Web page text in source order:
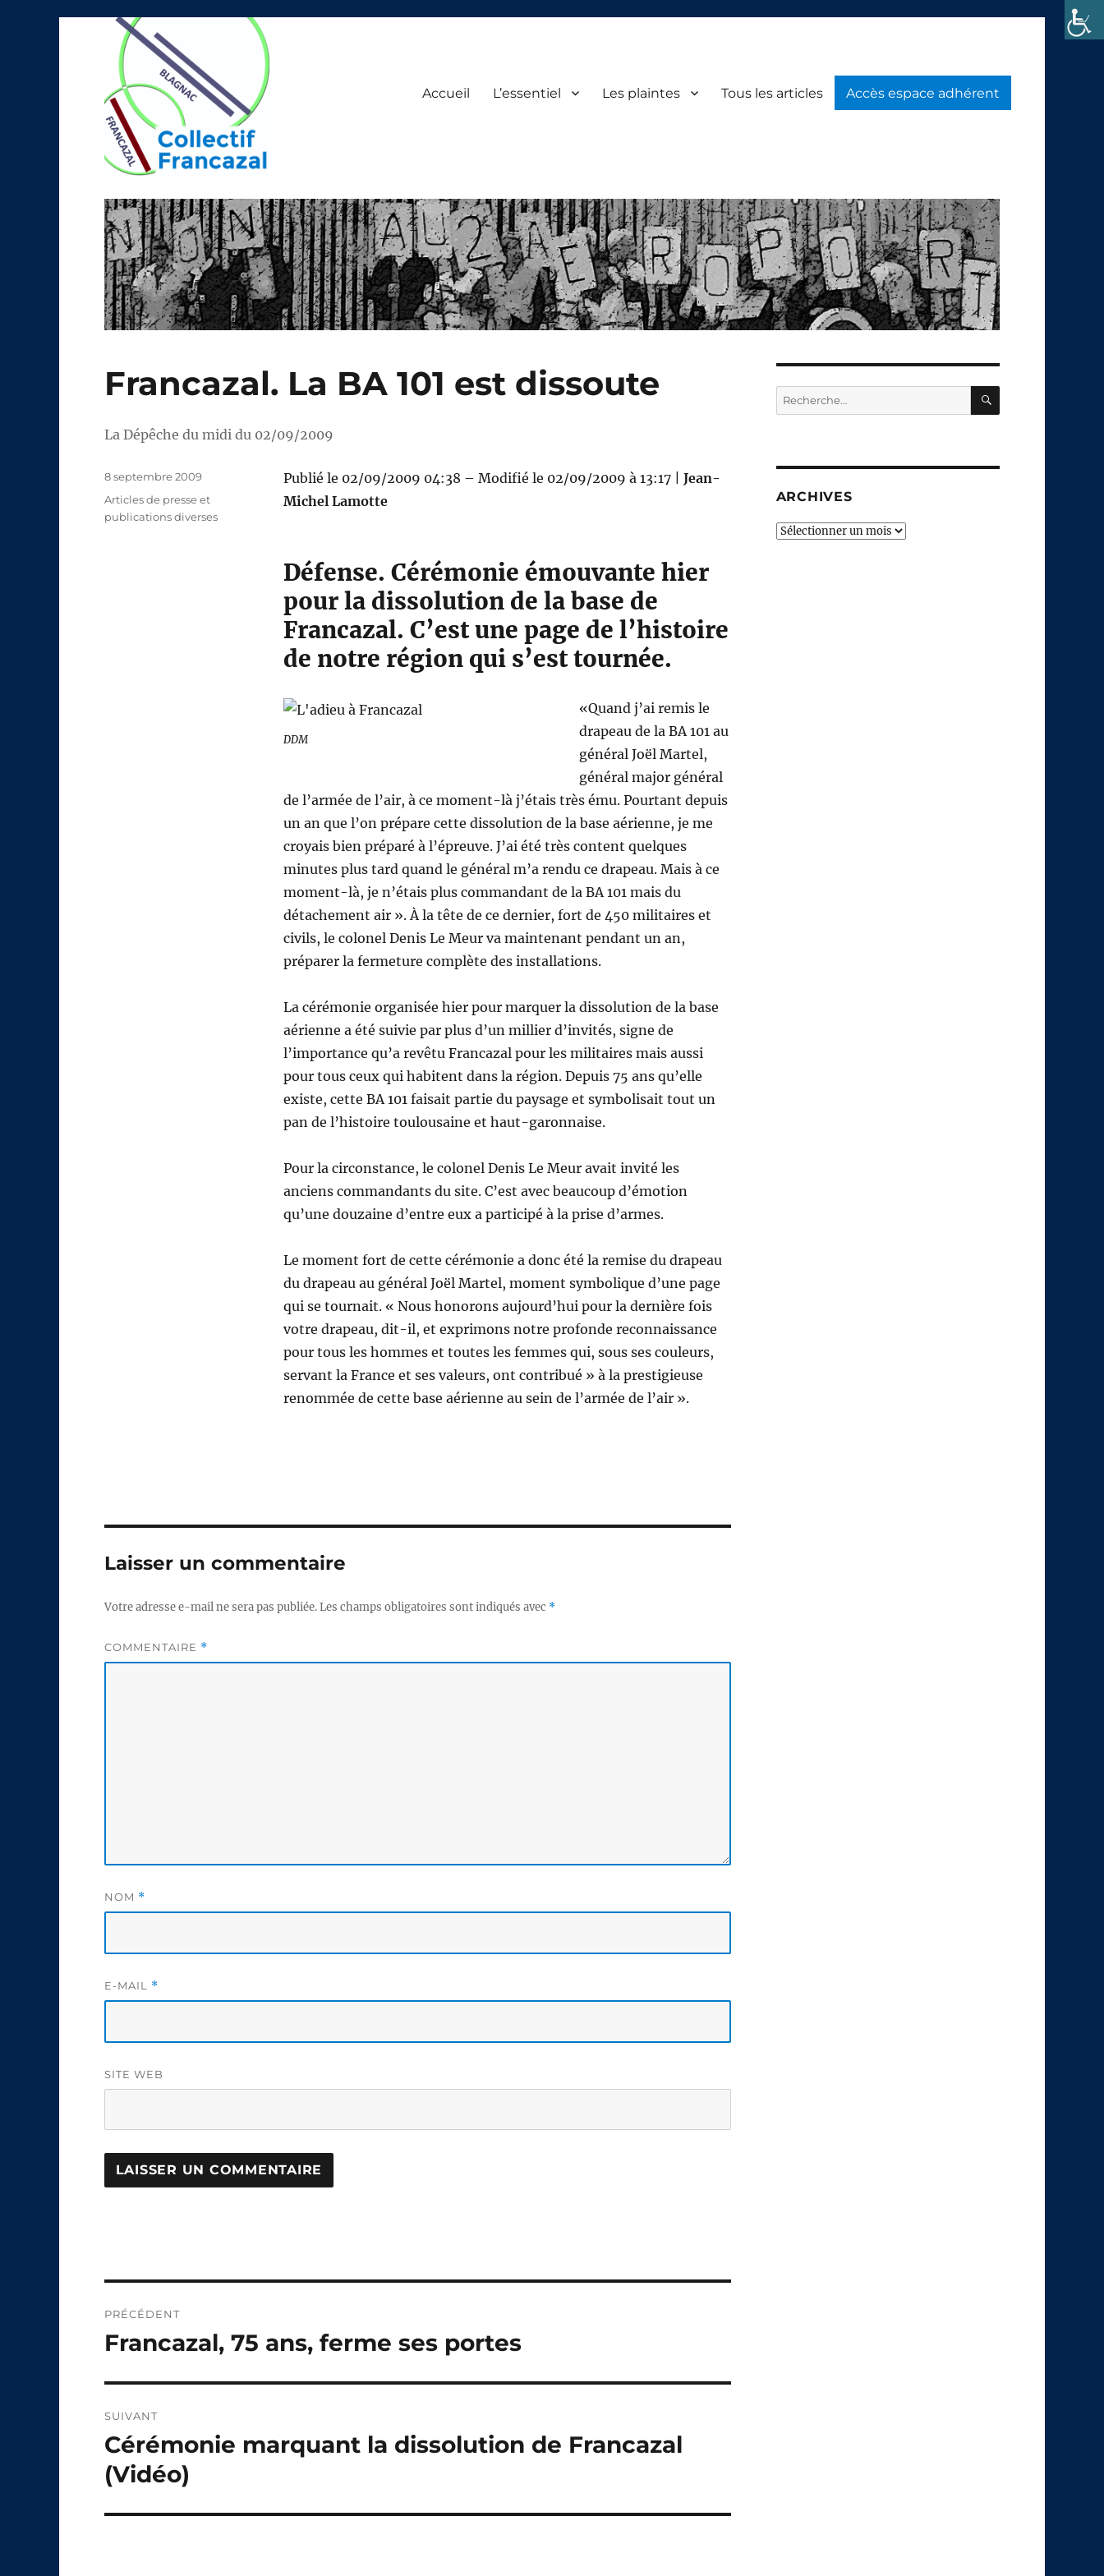
Collectif Francazal
Accueil L’essentiel Les plaintes Tous les articles Accès espace adhérent
Francazal. La BA 101 est dissoute
La Dépêche du midi du 02/09/2009
Publié le 02/09/2009 04:38 – Modifié le 02/09/2009 à 13:17 | Jean-
Michel Lamotte
Défense. Cérémonie émouvante hier
pour la dissolution de la base de
Francazal. C’est une page de l’histoire
de notre région qui s’est tournée.
DDM
«Quand j’ai remis le
drapeau de la BA 101 au
général Joël Martel,
général major général
de l’armée de l’air, à ce moment-là j’étais très ému. Pourtant depuis
un an que l’on prépare cette dissolution de la base aérienne, je me
croyais bien préparé à l’épreuve. J’ai été très content quelques
minutes plus tard quand le général m’a rendu ce drapeau. Mais à ce
moment-là, je n’étais plus commandant de la BA 101 mais du
détachement air ». À la tête de ce dernier, fort de 450 militaires et
civils, le colonel Denis Le Meur va maintenant pendant un an,
préparer la fermeture complète des installations.
La cérémonie organisée hier pour marquer la dissolution de la base
aérienne a été suivie par plus d’un millier d’invités, signe de
l’importance qu’a revêtu Francazal pour les militaires mais aussi
pour tous ceux qui habitent dans la région. Depuis 75 ans qu’elle
existe, cette BA 101 faisait partie du paysage et symbolisait tout un
pan de l’histoire toulousaine et haut-garonnaise.
Pour la circonstance, le colonel Denis Le Meur avait invité les
anciens commandants du site. C’est avec beaucoup d’émotion
qu’une douzaine d’entre eux a participé à la prise d’armes.
Le moment fort de cette cérémonie a donc été la remise du drapeau
du drapeau au général Joël Martel, moment symbolique d’une page
qui se tournait. « Nous honorons aujourd’hui pour la dernière fois
votre drapeau, dit-il, et exprimons notre profonde reconnaissance
pour tous les hommes et toutes les femmes qui, sous ses couleurs,
servant la France et ses valeurs, ont contribué » à la prestigieuse
renommée de cette base aérienne au sein de l’armée de l’air ».
Publié
8 septembre 2009
Catégories
Articles de presse et
publications diverses
Laisser un commentaire
Votre adresse e-mail ne sera pas publiée. Les champs obligatoires sont indiqués avec *
COMMENTAIRE *
NOM *
E-MAIL *
SITE WEB
de
PRÉCÉDENT
Publication
Francazal, 75 ans, ferme ses portes
SUIVANT
Publication
suivante :
Cérémonie marquant la dissolution de Francazal
(Vidéo)
pour :
RECHERCHE
ARCHIVES
Archives